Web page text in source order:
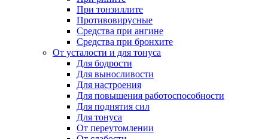
При тонзиллите
Противовирусные
Средства при ангине
Средства при бронхите
От усталости и для тонуса
Для бодрости
Для выносливости
Для настроения
Для повышения работоспособности
Для поднятия сил
Для тонуса
От переутомлении